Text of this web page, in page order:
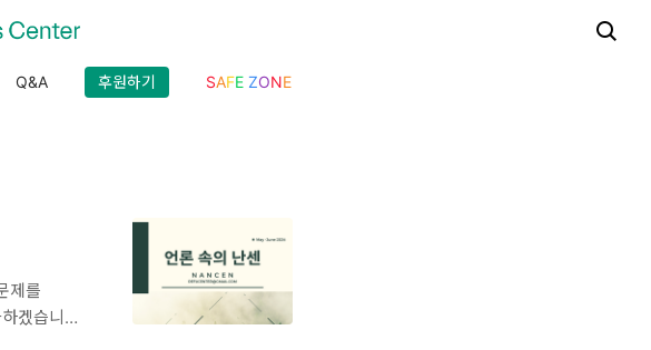
Q&A 후원하기 SAFE ZONE
제를
겠습니다.